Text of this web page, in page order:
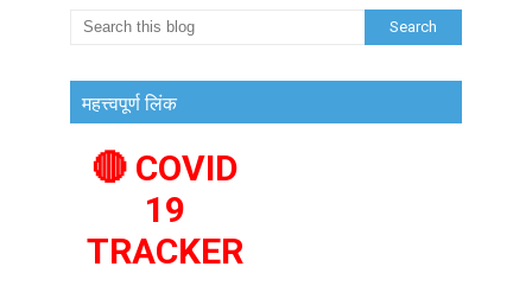
महत्त्वपूर्ण लिंक
🔴 COVID
19
TRACKER